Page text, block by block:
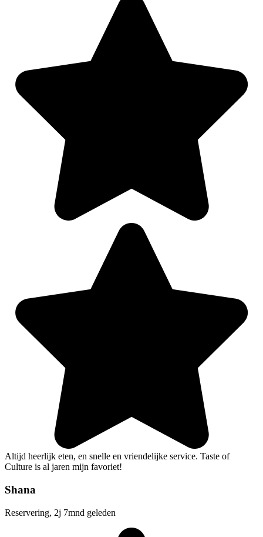
Altijd heerlijk eten, en snelle en vriendelijke service. Taste of
Culture is al jaren mijn favoriet!
Shana
Reservering, 2j 7mnd geleden